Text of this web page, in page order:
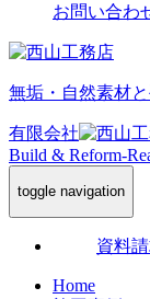
お問い合わ
無垢・自然素材
有限会社
Build & Reform-
toggle navigation
資料
Home